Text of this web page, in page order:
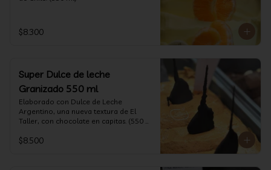
$8.300
Super Dulce de leche
Granizado 550 ml
Elaborado con Dulce de Leche
Argentino, una nueva textura de El
Taller, con chocolate en capitas. (550
$8.500